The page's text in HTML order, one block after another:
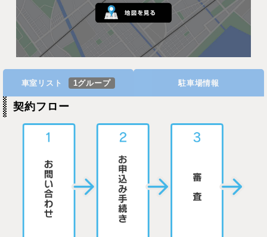
車室リスト 1グループ 駐車場情報
契約フロー